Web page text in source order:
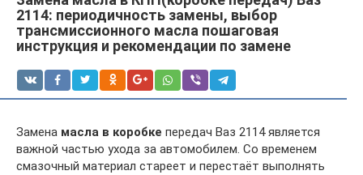
2114: периодичность замены, выбор
трансмиссионного масла пошаговая
инструкция и рекомендации по замене
Замена масла в коробке передач Ваз 2114 является
важной частью ухода за автомобилем. Со временем
смазочный материал стареет и перестаёт выполнять